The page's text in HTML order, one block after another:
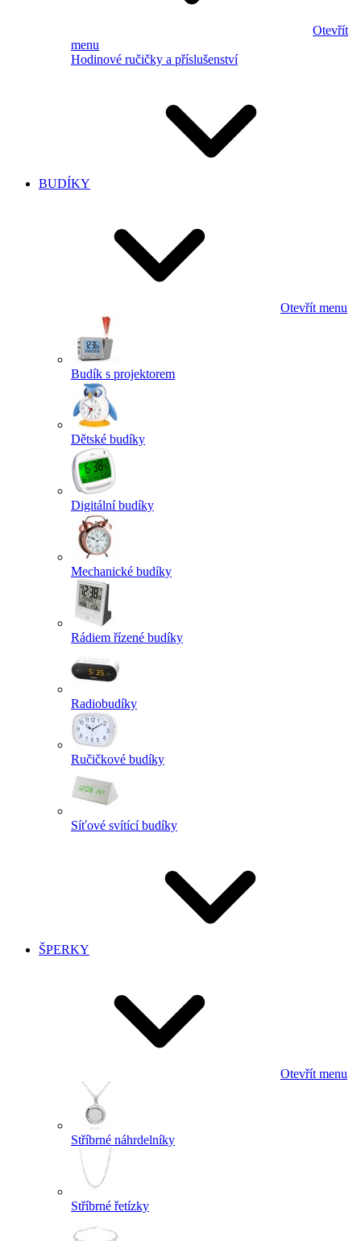
Otevřít
menu
Hodinové ručičky a příslušenství
BUDÍKY
Otevřít menu
Budík s projektorem
Dětské budíky
Digitální budíky
Mechanické budíky
Rádiem řízené budíky
Radiobudíky
Ručičkové budíky
Síťové svítící budíky
ŠPERKY
Otevřít menu
Stříbrné náhrdelníky
Stříbrné řetízky